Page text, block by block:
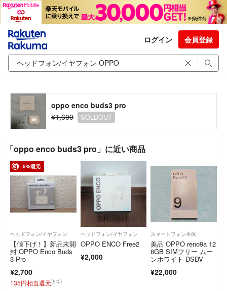
ログイン 会員登録
oppo enco buds3 pro
¥1,600
SOLDOUT
「oppo enco buds3 pro」に近い商品
5%還元
ヘッドフォン/イヤフォン
【値下げ！】新品未開
封 OPPO Enco Buds
3 Pro
¥2,700
135円相当還元(5%)
ヘッドフォン/イヤフォン
OPPO ENCO Free2
¥2,000
スマートフォン本体
美品 OPPO reno9a 12
8GB SIMフリー ムー
ンホワイト DSDV
¥22,000